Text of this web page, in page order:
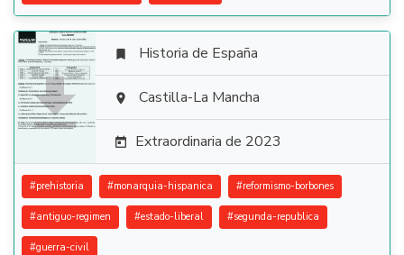

 Historia de España
 Castilla-La Mancha
 Extraordinaria de 2023
#prehistoria #monarquia-hispanica #reformismo-borbones
#antiguo-regimen #estado-liberal #segunda-republica
#guerra-civil